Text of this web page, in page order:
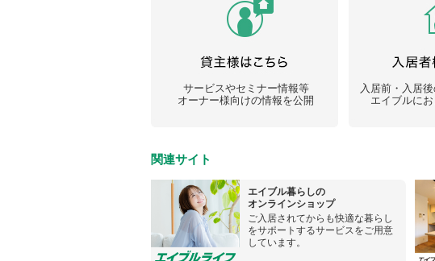
サービスやセミナー情報等
オーナー様向けの情報を公開
入居前・入居
エイブルにお
関連サイト
エイブル暮らしの
オンラインショップ
ご入居されてからも快適な暮らし
をサポートするサービスをご用意
しています。